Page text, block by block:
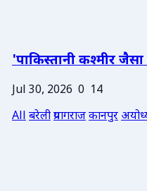
'पाकिस्तानी कश्मीर
Jul 30, 2026 0 14
Allबरेलीप्रयागराजकानपुर